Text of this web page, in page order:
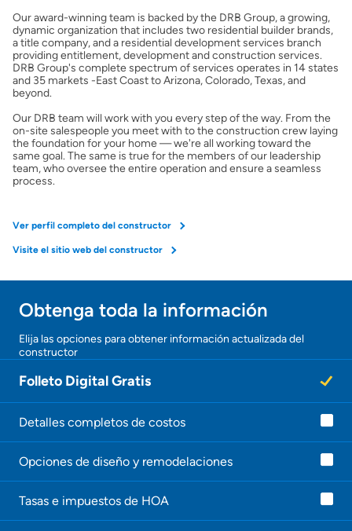
Obtener Aprobación Previa
Preparar mi casa para la venta
Obtener ofertas por mi casa
Our award-winning team is backed by the DRB Group, a growing,
dynamic organization that includes two residential builder brands,
a title company, and a residential development services branch
providing entitlement, development and construction services.
DRB Group's complete spectrum of services operates in 14 states
and 35 markets -East Coast to Arizona, Colorado, Texas, and
beyond.
Our DRB team will work with you every step of the way. From the
on-site salespeople you meet with to the construction crew laying
the foundation for your home — we're all working toward the
same goal. The same is true for the members of our leadership
team, who oversee the entire operation and ensure a seamless
process.
Ver perfil completo del constructor
Visite el sitio web del constructor
¡Gracias!
¡
n
e
e
c
Obtenga toda la información
Elija las opciones para obtener información actualizada del
constructor
Folleto Digital Gratis
Detalles completos de costos
Opciones de diseño y remodelaciones
Tasas e impuestos de HOA